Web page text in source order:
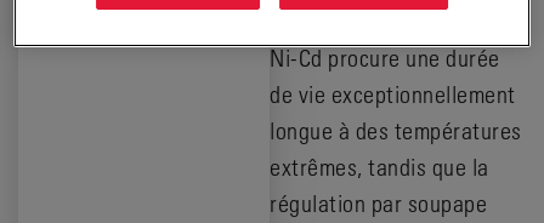
Ni-Cd procure une durée
de vie exceptionnellement
longue à des températures
extrêmes, tandis que la
régulation par soupape